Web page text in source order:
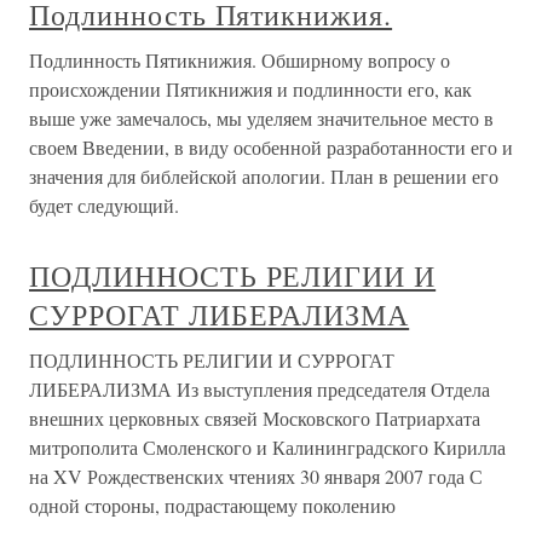
Подлинность Пятикнижия.
Подлинность Пятикнижия. Обширному вопросу о
происхождении Пятикнижия и подлинности его, как
выше уже замечалось, мы уделяем значительное место в
своем Введении, в виду особенной разработанности его и
значения для библейской апологии. План в решении его
будет следующий.
ПОДЛИННОСТЬ РЕЛИГИИ И
СУРРОГАТ ЛИБЕРАЛИЗМА
ПОДЛИННОСТЬ РЕЛИГИИ И СУРРОГАТ
ЛИБЕРАЛИЗМА Из выступления председателя Отдела
внешних церковных связей Московского Патриархата
митрополита Смоленского и Калининградского Кирилла
на XV Рождественских чтениях 30 января 2007 года С
одной стороны, подрастающему поколению